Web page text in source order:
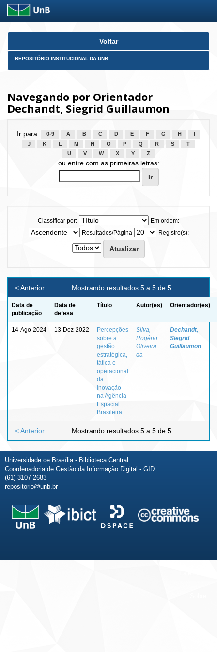
Skip
Voltar
REPOSITÓRIO INSTITUCIONAL DA UNB
Navegando por Orientador
Dechandt, Siegrid Guillaumon
Ir para: 0-9 A B C D E F G H
J
K L M N O P Q R S
T
U
V W X Y Z
ou entre com as primeiras letras:
Classificar por:
Em ordem:
Resultados/Página
Registro(s):
Mostrando resultados 5 a 5 de 5
< Anterior
Data de
publicação
Data de
defesa
Título Autor(es) Orientador(es)
14-Ago-2024 13-Dez-2022
Percepções
sobre a
gestão
estratégica,
tática e
operacional
da
inovação
na Agência
Espacial
Brasileira
Silva,
Rogério
Oliveira
da
Dechandt,
Siegrid
Guillaumon
Mostrando resultados 5 a 5 de 5
< Anterior
Universidade de Brasília - Biblioteca Central
Coordenadoria de Gestão da Informação Digital - GID
(61) 3107-2683
repositorio@unb.br